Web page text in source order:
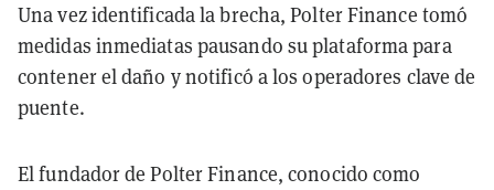
Una vez identificada la brecha, Polter Finance tomó
medidas inmediatas pausando su plataforma para
contener el daño y notificó a los operadores clave de
puente.
El fundador de Polter Finance, conocido como